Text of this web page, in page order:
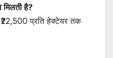
मिलती है?
प्रति हेक्टेयर तक